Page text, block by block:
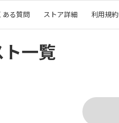
ある質問 ストア詳細 利用規約
ト一覧